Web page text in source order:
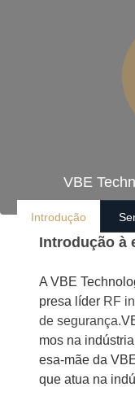
VBE
Introdução
Introdução à
A VBE
presa líder RF
de segurança.
mos na
esa-mãe da
que atua na